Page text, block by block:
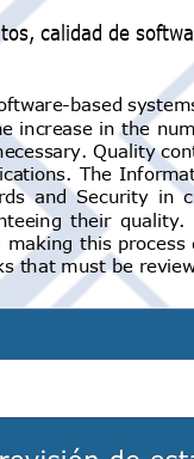
calidad de
based
increasein the
Quality
The
and Security
their quality.
making thisprocess
that must be